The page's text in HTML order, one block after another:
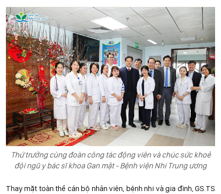
Thứ trưởng cùng đoàn công tác động viên và chúc sức khoẻ
đội ngũ y bác sĩ khoa Gan mật - Bệnh viện Nhi Trung ương
Thay mặt toàn thể cán bộ nhân viên, bệnh nhi và gia đình, GS.TS